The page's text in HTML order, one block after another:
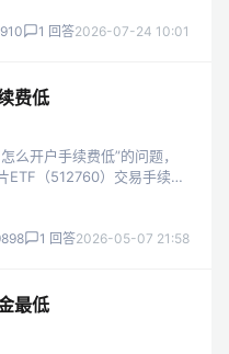
1 回答2026-07-24 10:01
费低
么开户手续费低”的问题，
ETF（512760）交易手续费
，需先了解手续费的组成：
1 回答2026-05-07 21:58
最低